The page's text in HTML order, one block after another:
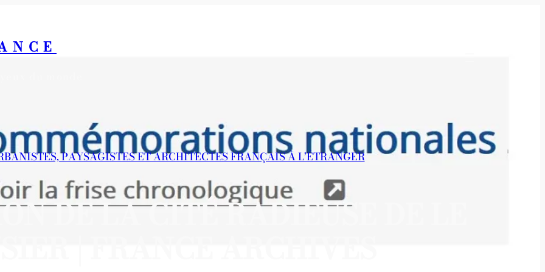
PAYSAGISTES ET ARCHITECTES FRANÇAIS À L’ÉTRANGER
DE LA CITÉ RADIEUSE DE LE